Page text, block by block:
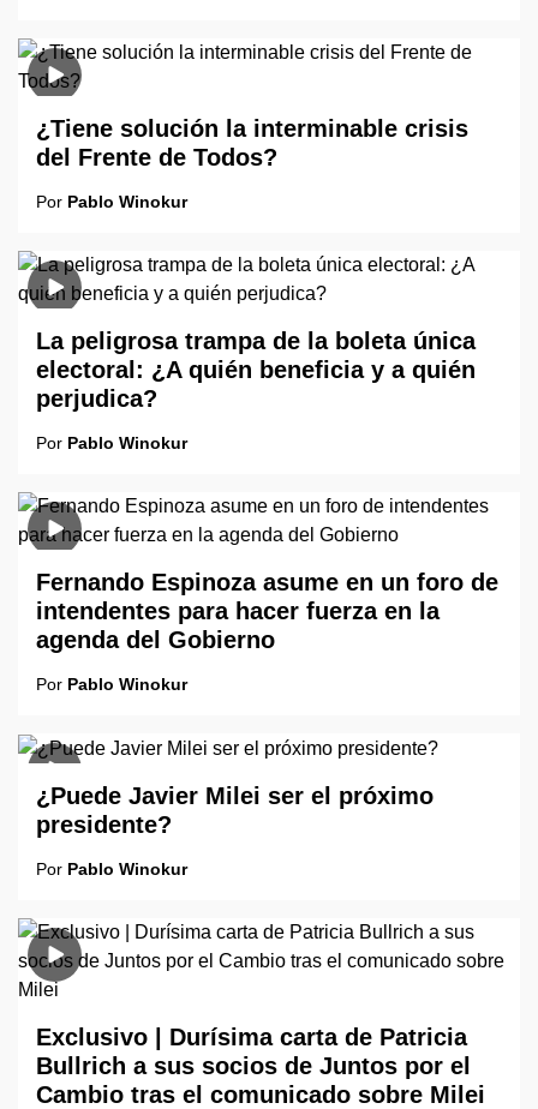
¿Tiene solución la interminable crisis
del Frente de Todos?
Por Pablo Winokur
La peligrosa trampa de la boleta única
electoral: ¿A quién beneficia y a quién
perjudica?
Por Pablo Winokur
Fernando Espinoza asume en un foro de
intendentes para hacer fuerza en la
agenda del Gobierno
Por Pablo Winokur
¿Puede Javier Milei ser el próximo
presidente?
Por Pablo Winokur
Exclusivo | Durísima carta de Patricia
Bullrich a sus socios de Juntos por el
Cambio tras el comunicado sobre Milei